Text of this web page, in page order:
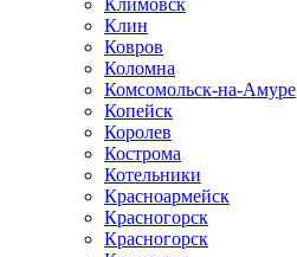
Климовск
Клин
Ковров
Коломна
Комсомольск-на-Амуре
Копейск
Королев
Кострома
Котельники
Красноармейск
Красногорск
Красногорск